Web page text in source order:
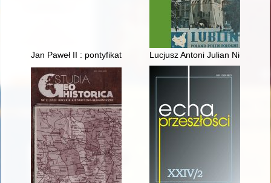
Jan Paweł II : pontyfikat słowiańskiego Papieża (1978-2005)
Lucjusz Antoni Julian